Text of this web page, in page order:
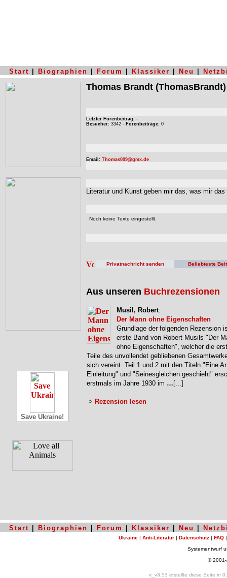
Start Biographien Forum Klassiker Neu
Save Ukraine!
Thomas Brandt (ThomasBrandt)
Letzter Forenbeitrag: -
Besucher: 3342 - Forenbeiträge: 0
Email: Thomas009@gmx.de
Literatur und Kunst geben mir das, was mir
Noch keine Texte eingestellt.
Privatnachricht senden Beliebteste
Aus unseren Buchrezensionen
Musil, Robert:
Der Mann ohne Eigenschaften
Grundlage der folgenden Rezension
erste Band von Robert Musils "Der
ohne Eigenschaften", welcher die
Teile des unvollendet gebliebenen
sich vereint. Teil 1 und 2 mit den Titeln "Eine
Einleitung" und "Seinesgleichen geschieht"
erstmals im Jahre 1930 im … [...]
-> Rezension lesen
Start Biographien Forum Klassiker Neu
Ukraine | Anti-Literatur | Datenschutz | FAQ
Systementwurf
©
v_v3.53 erstellte diese Seite in